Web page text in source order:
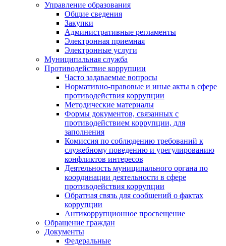
Управление образования
Общие сведения
Закупки
Административные регламенты
Электронная приемная
Электронные услуги
Муниципальная служба
Противодействие коррупции
Часто задаваемые вопросы
Нормативно-правовые и иные акты в сфере
противодействия коррупции
Методические материалы
Формы документов, связанных с
противодействием коррупции, для
заполнения
Комиссия по соблюдению требований к
служебному поведению и урегулированию
конфликтов интересов
Деятельность муниципального органа по
координации деятельности в сфере
противодействия коррупции
Обратная связь для сообщений о фактах
коррупции
Антикоррупционное просвещение
Обращение граждан
Документы
Федеральные